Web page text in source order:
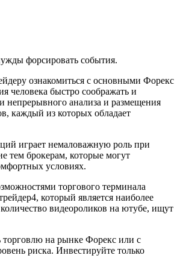
форсировать события.
ознакомиться с основными Форекс
человека быстро соображать и
непрерывного анализа и размещения
каждый из которых обладает
играет немаловажную роль при
тем брокерам, которые могут
условиях.
торгового терминала
который является наиболее
видеороликов на ютубе, ищут
на рынке Форекс или с
риска. Инвестируйте только